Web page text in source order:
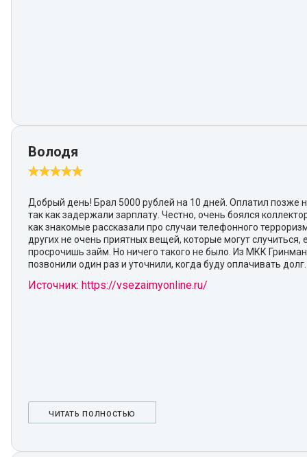
Володя
Добрый день! Брал 5000 рублей на 10 дней. Оплатил позже
так как задержали зарплату. Честно, очень боялся
как знакомые рассказали про случаи телефонного
других не очень приятных вещей, которые могут случиться,
просрочишь займ. Но ничего такого не было. Из МКК
позвонили один раз и уточнили, когда буду оплачивать долг.
Источник: https://vsezaimyonline.ru/
ЧИТАТЬ ПОЛНОСТЬЮ